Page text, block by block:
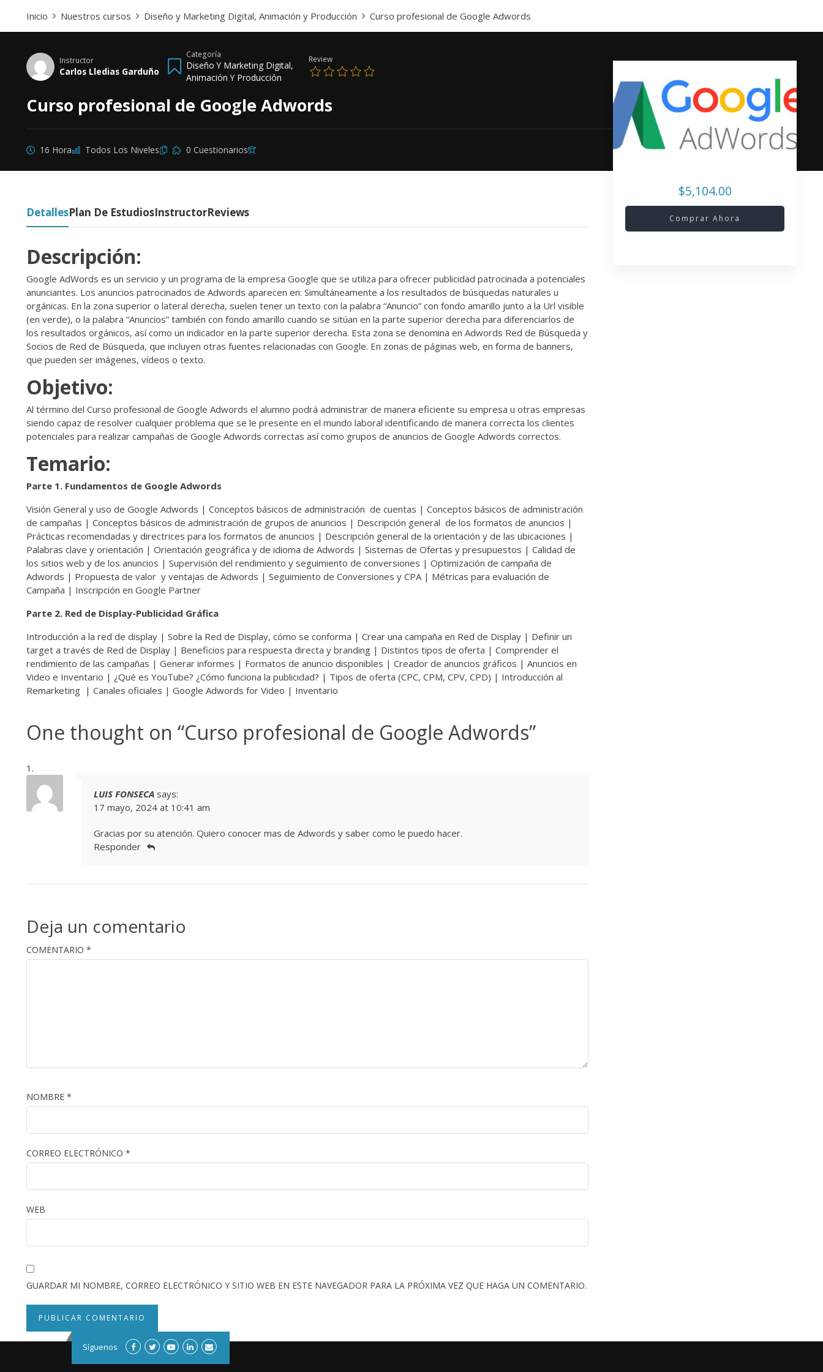
Inicio Nuestros cursos Diseño y Marketing Digital, Animación y Producción Curso profesional de Google Adwords
Instructor
Carlos Lledias Garduño
Categoría
Diseño Y Marketing Digital,
Animación Y Producción
Review
Curso profesional de Google Adwords
16 Hora Todos Los Niveles 0 Cuestionarios
DetallesPlan De EstudiosInstructorReviews
Descripción:
Google AdWords es un servicio y un programa de la empresa Google que se utiliza para ofrecer publicidad patrocinada a potenciales
anunciantes. Los anuncios patrocinados de Adwords aparecen en: Simultáneamente a los resultados de búsquedas naturales u
orgánicas. En la zona superior o lateral derecha, suelen tener un texto con la palabra “Anuncio” con fondo amarillo junto a la Url visible
(en verde), o la palabra “Anuncios” también con fondo amarillo cuando se sitúan en la parte superior derecha para diferenciarlos de
los resultados orgánicos, así como un indicador en la parte superior derecha. Esta zona se denomina en Adwords Red de Búsqueda y
Socios de Red de Búsqueda, que incluyen otras fuentes relacionadas con Google. En zonas de páginas web, en forma de banners,
que pueden ser imágenes, vídeos o texto.
Objetivo:
Al término del Curso profesional de Google Adwords el alumno podrá administrar de manera eficiente su empresa u otras empresas
siendo capaz de resolver cualquier problema que se le presente en el mundo laboral identificando de manera correcta los clientes
potenciales para realizar campañas de Google Adwords correctas así como grupos de anuncios de Google Adwords correctos.
Temario:
Parte 1. Fundamentos de Google Adwords
Visión General y uso de Google Adwords | Conceptos básicos de administración de cuentas | Conceptos básicos de administración
de campañas | Conceptos básicos de administración de grupos de anuncios | Descripción general de los formatos de anuncios |
Prácticas recomendadas y directrices para los formatos de anuncios | Descripción general de la orientación y de las ubicaciones |
Palabras clave y orientación | Orientación geográfica y de idioma de Adwords | Sistemas de Ofertas y presupuestos | Calidad de
los sitios web y de los anuncios | Supervisión del rendimiento y seguimiento de conversiones | Optimización de campaña de
Adwords | Propuesta de valor y ventajas de Adwords | Seguimiento de Conversiones y CPA | Métricas para evaluación de
Campaña | Inscripción en Google Partner
Parte 2. Red de Display-Publicidad Gráfica
Introducción a la red de display | Sobre la Red de Display, cómo se conforma | Crear una campaña en Red de Display | Definir un
target a través de Red de Display | Beneficios para respuesta directa y branding | Distintos tipos de oferta | Comprender el
rendimiento de las campañas | Generar informes | Formatos de anuncio disponibles | Creador de anuncios gráficos | Anuncios en
Video e Inventario | ¿Qué es YouTube? ¿Cómo funciona la publicidad? | Tipos de oferta (CPC, CPM, CPV, CPD) | Introducción al
Remarketing | Canales oficiales | Google Adwords for Video | Inventario
One thought on “Curso profesional de Google Adwords”
LUIS FONSECA says:
17 mayo, 2024 at 10:41 am
Gracias por su atención. Quiero conocer mas de Adwords y saber como le puedo hacer.
Responder
Deja un comentario
COMENTARIO *
NOMBRE *
CORREO ELECTRÓNICO *
WEB
GUARDAR MI NOMBRE, CORREO ELECTRÓNICO Y SITIO WEB EN ESTE NAVEGADOR PARA LA PRÓXIMA VEZ QUE HAGA UN COMENTARIO.
$5,104.00
Comprar Ahora
Síguenos